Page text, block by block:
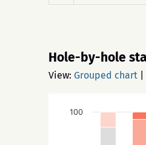
Hole-by-hole
View: Grouped chart
100